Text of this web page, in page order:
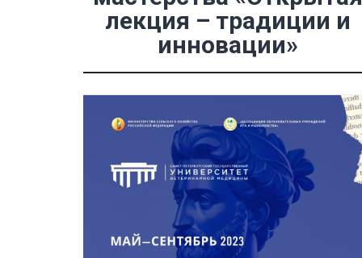
лекция – традиции и
инновации»